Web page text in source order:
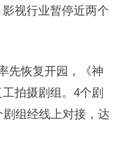
视行业暂停近两个
恢复开园，《神
拍摄剧组。4个剧
组经线上对接，达